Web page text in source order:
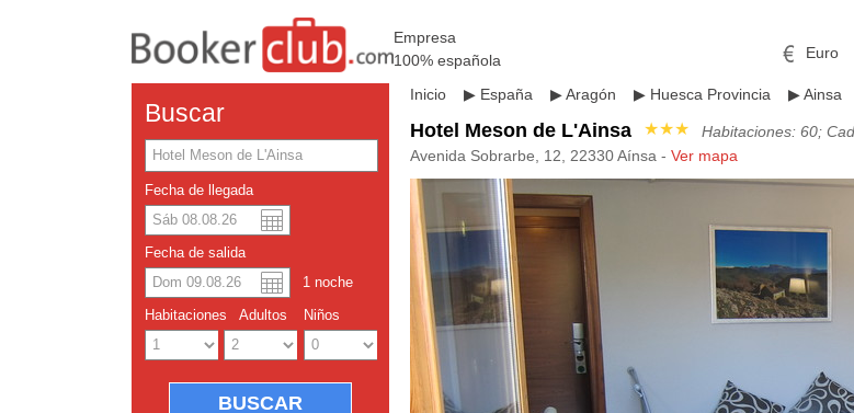
Empresa
100% española
English
Euro
Dolar americano Libra esterlina
Yuan chino Yen japonés
Buscar
Fecha de llegada
Fecha de salida
1 noche
Habitaciones Adultos Niños
Inicio ▶ España ▶Aragón ▶ Huesca Provincia ▶Ainsa
Hotel Meson de L'Ainsa ★★★
Habitaciones: 60;
Avenida Sobrarbe, 12, 22330 Aínsa - Ver mapa